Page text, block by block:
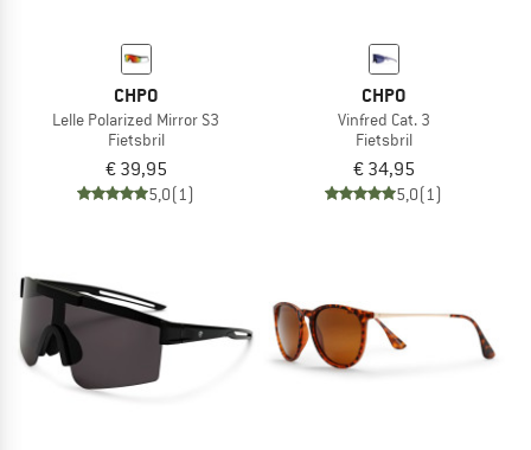
CHPO
Lelle Polarized Mirror S3
Fietsbril
€ 39,95
5,0(1)
CHPO
Vinfred Cat. 3
Fietsbril
€ 34,95
5,0(1)